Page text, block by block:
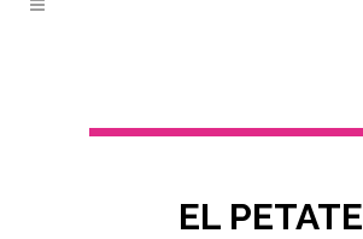
EL PETATE